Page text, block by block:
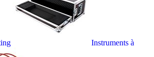
Instruments à